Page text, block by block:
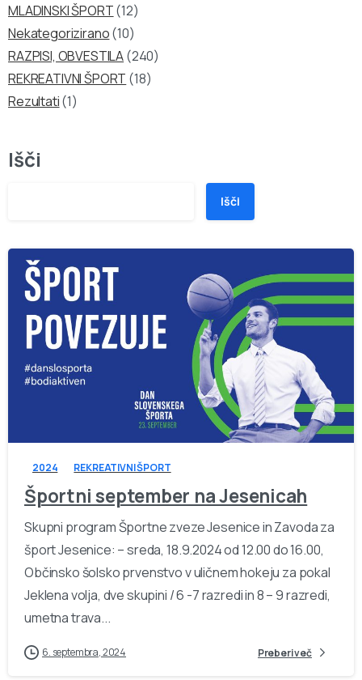
MLADINSKI ŠPORT(12)
Nekategorizirano(10)
RAZPISI, OBVESTILA(240)
REKREATIVNI ŠPORT (18)
Rezultati(1)
Išči
Išči
-
2024 REKREATIVNI ŠPORT
Športni september na Jesenicah
Skupni program Športne zveze Jesenice in Zavoda za
šport Jesenice: – sreda, 18.9.2024 od 12.00 do 16.00,
Občinsko šolsko prvenstvo v uličnem hokeju za pokal
Jeklena volja, dve skupini / 6 -7 razredi in 8 – 9 razredi,
umetna trava...
6. septembra, 2024 Preberi več